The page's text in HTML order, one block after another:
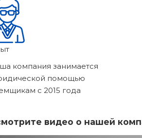
компания занимается
помощью
с 2015 года
видео о нашей